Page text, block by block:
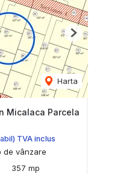
Harta
Next
Micalaca Parcela
TVA inclus
de vânzare
357 mp